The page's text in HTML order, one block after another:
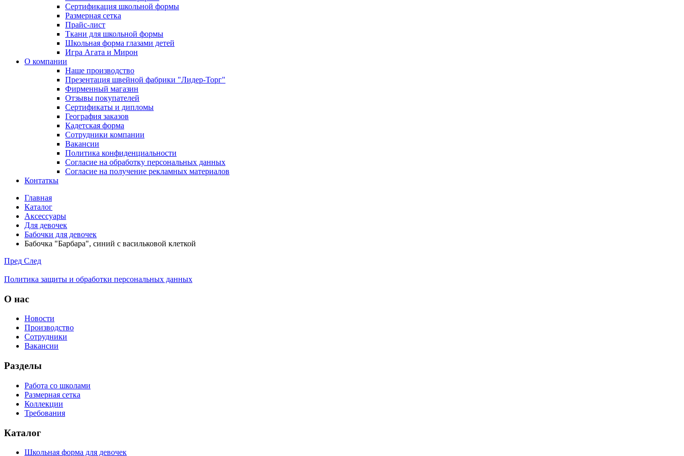
Сертификация школьной формы
Размерная сетка
Прайс-лист
Ткани для школьной формы
Школьная форма глазами детей
Игра Агата и Мирон
О компании
Наше производство
Презентация швейной фабрики "Лидер-Торг"
Фирменный магазин
Отзывы покупателей
Сертификаты и дипломы
География заказов
Кадетская форма
Сотрудники компании
Вакансии
Политика конфиденциальности
Согласие на обработку персональных данных
Согласие на получение рекламных материалов
Контаткы
Главная
Каталог
Аксессуары
Для девочек
Бабочки для девочек
Бабочка "Барбара", синий с васильковой клеткой
Пред След
Политика защиты и обработки персональных данных
О нас
Новости
Производство
Сотрудники
Вакансии
Разделы
Работа со школами
Размерная сетка
Коллекции
Требования
Каталог
Школьная форма для девочек